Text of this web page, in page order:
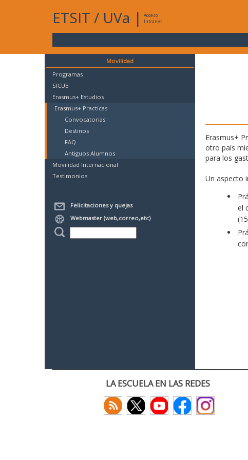
ETSIT / UVa |
Acceso
Intranet
Movilidad
Programas
SICUE
Erasmus+ Estudios
Erasmus+ Practicas
Convocatorias
Destinos
FAQ
Antiguos Alumnos
Movilidad Internacional
Testimonios
Felicitaciones y quejas
Webmaster (web,correo,etc)
Erasmus+
otro país
para los
Un aspecto
el
LA ESCUELA EN LAS REDES